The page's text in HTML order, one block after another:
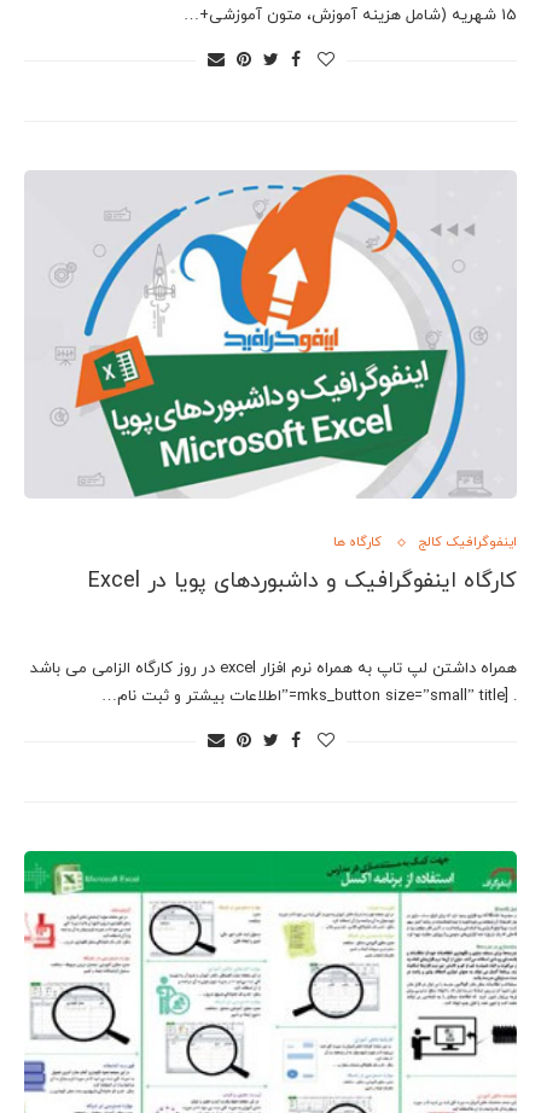
15 شهریه (شامل هزينه آموزش، متون آموزشی+…
اینفوگرافیک کالج کارگاه ها
کارگاه اینفوگرافیک و داشبوردهای پویا در Excel
همراه داشتن لپ تاپ به همراه نرم افزار excel در روز کارگاه الزامی می باشد
. [mks_button size=”small” title=”اطلاعات بیشتر و ثبت نام…